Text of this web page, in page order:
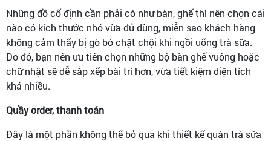
Những đồ cố định cần phải có như bàn, ghế thì nên chọn cái
nào có kích thước nhỏ vừa đủ dùng, miễn sao khách hàng
không cảm thấy bị gò bó chật chội khi ngồi uống trà sữa.
Do đó, bạn nên ưu tiên chọn những bộ bàn ghế vuông hoặc
chữ nhật sẽ dễ sắp xếp bài trí hơn, vừa tiết kiệm diện tích
khá nhiều.
Quầy order, thanh toán
Đây là một phần không thể bỏ qua khi thiết kế quán trà sữa